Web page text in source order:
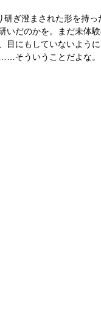
ぎ澄まされた形を持っ
だのかを。まだ未体
にもしていないよう
そういうことだよな。